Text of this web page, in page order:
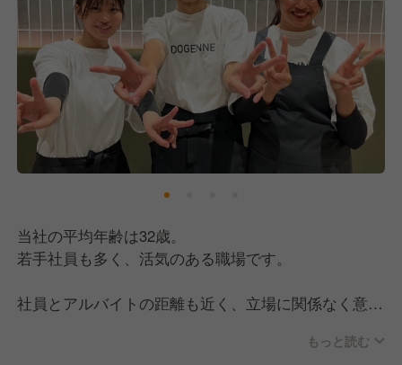
当社の平均年齢は32歳。
若手社員も多く、活気のある職場です。
社員とアルバイトの距離も近く、立場に関係なく意見
もっと読む